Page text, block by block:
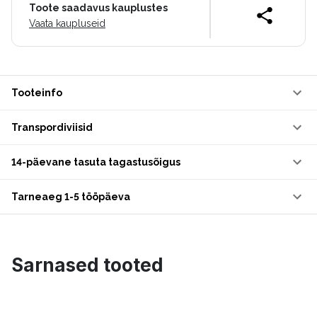
Toote saadavus kauplustes
Vaata kaupluseid
Tooteinfo
Transpordiviisid
14-päevane tasuta tagastusõigus
Tarneaeg 1-5 tööpäeva
Sarnased tooted